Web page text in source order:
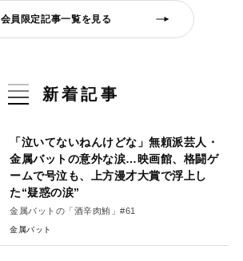
会員限定記事一覧を見る
新着記事
「泣いてないねんけどな」無頼派芸人・
金属バットの意外な涙…映画館、格闘ゲ
ームで号泣も、上方漫才大賞で浮上し
た“疑惑の涙”
金属バットの「酒辛肉鮪」#61
金属バット